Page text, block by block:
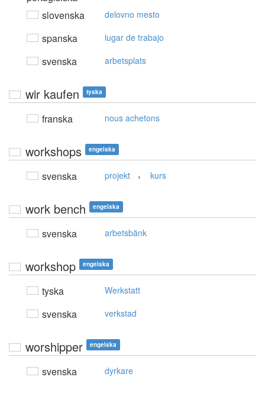
slovenska delovno mesto
spanska lugar de trabajo
svenska arbetsplats
wir kaufen tyska
franska nous achetons
workshops engelska
svenska projekt , kurs
work bench engelska
svenska arbetsbänk
workshop engelska
tyska Werkstatt
svenska verkstad
worshipper engelska
svenska dyrkare